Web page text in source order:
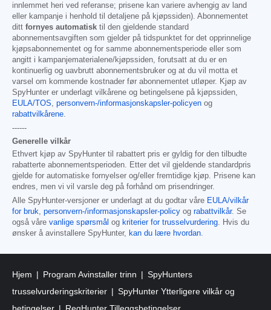
innlemmet heri ved referanse; prisene kan variere avhengig av land
eller kampanje i henhold til detaljene på kjøpssiden). Abonnementet
ditt fornyes automatisk til den gjeldende standard
abonnementsavgiften som gjelder på tidspunktet for det opprinnelige
kjøpsabonnementet og for samme abonnementsperiode eller som
angitt i kampanjematerialene/kjøpssiden, forutsatt at du er en
kontinuerlig og uavbrutt abonnementsbruker og at du vil motta et
varsel om kommende kostnader før abonnementet utløper. Kjøp av
SpyHunter er underlagt vilkårene og betingelsene på kjøpssiden,
EULA/TOS
personvern-/informasjonskapsler-policyen og
rabattvilkårene
------
Generelle vilkår
Ethvert kjøp av SpyHunter til rabattert pris er gyldig for den tilbudte
rabatterte abonnementsperioden. Etter det vil gjeldende standardpris
gjelde for automatiske fornyelser og/eller fremtidige kjøp. Prisene kan
endres, men vi vil varsle deg på forhånd om prisendringer.
Alle SpyHunter-versjoner er underlagt at du godtar våre EULA/vilkår
for bruk
personvern-/informasjonskapsler-policy og rabattvilkår. Se
også våre vanlige spørsmål og kriterier for trusselvurdering . Hvis du
ønsker å avinstallere SpyHunter,
kan du lære hvordan
Hjem Program Avinstaller trinn
SpyHunters
trusselvurderingskriterier
SpyHunter Ytterligere vilkår og
betingelser
RegHunter Tilleggsbetingelser